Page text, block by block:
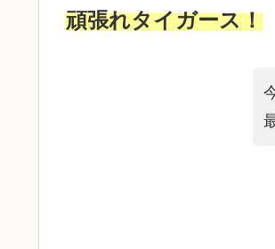
頑張れタイガース！